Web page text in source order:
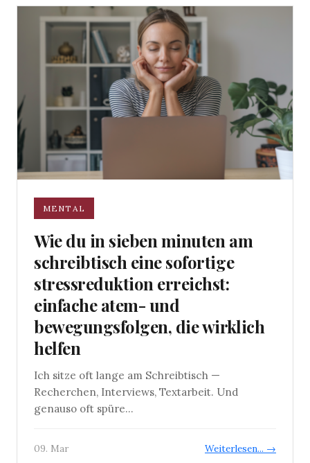
MENTAL
Wie du in sieben minuten am
schreibtisch eine sofortige
stressreduktion erreichst:
einfache atem- und
bewegungsfolgen, die wirklich
helfen
Ich sitze oft lange am Schreibtisch —
Recherchen, Interviews, Textarbeit. Und
genauso oft spüre...
09. Mar Weiterlesen... →